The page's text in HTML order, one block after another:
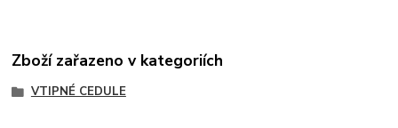
Zboží zařazeno v kategoriích
VTIPNÉ CEDULE